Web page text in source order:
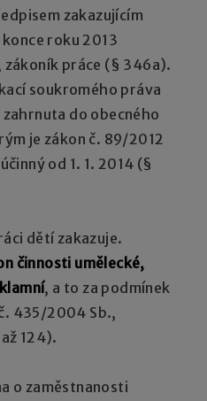
zakazujícím
roku 2013
práce (§ 346a).
soukromého práva
do obecného
je zákon č. 89/2012
od 1. 1. 2014 (§
dětí zakazuje.
činnosti umělecké,
, a to za podmínek
435/2004 Sb.,
124).
o zaměstnanosti